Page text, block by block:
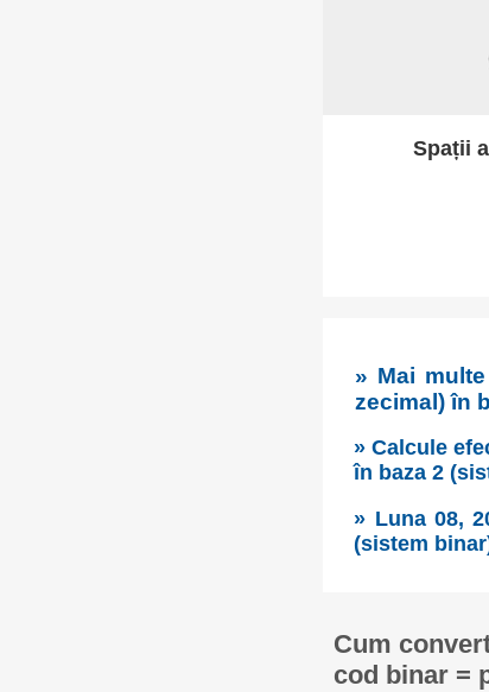
Spații
» Mai
zecimal) în
» Calcule
în baza 2
» Luna 08,
(sistem
Cum
cod binar =